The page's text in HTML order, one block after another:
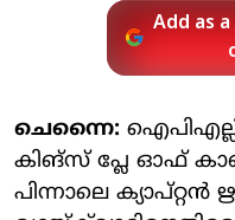
Add as
ചെന്നൈ:
കിങ്സ് പ്ലേ ഓഫ്
പിന്നാലെ ക്യാപ്റ്റൻ